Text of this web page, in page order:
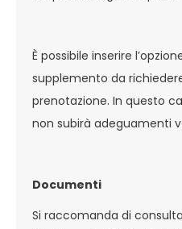
È possibile inserire
supplemento da
prenotazione. In questo
non subirà adeguamenti
Documenti
Si raccomanda di